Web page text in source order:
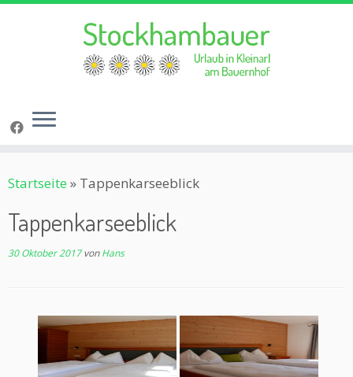
Inhalt
Startseite » Tappenkarseeblick
Tappenkarseeblick
30 Oktober 2017 vonHans